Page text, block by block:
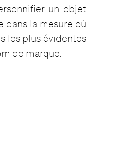
un objet
dans la mesure où
les plus évidentes
de marque.